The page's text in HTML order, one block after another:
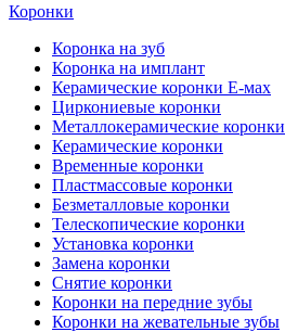
Коронки
Коронка на зуб
Коронка на имплант
Керамические коронки Е-мах
Циркониевые коронки
Металлокерамические коронки
Керамические коронки
Временные коронки
Пластмассовые коронки
Безметалловые коронки
Телескопические коронки
Установка коронки
Замена коронки
Снятие коронки
Коронки на передние зубы
Коронки на жевательные зубы